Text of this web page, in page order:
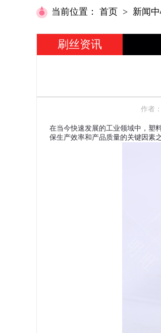
当前位置 ： 首页 > 新闻
刷丝资讯
作者：
在当今快速发展的工业领域中，塑
保生产效率和产品质量的关键因素之